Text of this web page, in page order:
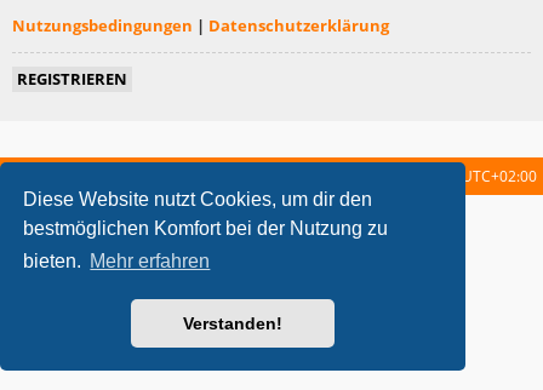
Diese Website nutzt Cookies, um dir den
bestmöglichen Komfort bei der Nutzung zu
bieten. Mehr erfahren
Verstanden!
Nutzungsbedingungen | Datenschutzerklärung
REGISTRIEREN
UTC+02:00
metrolike style by Eric Seguin Updated for phpBB3.2 by
Powered byphpBB ® Forum Software © phpBB Limited
Deutsche Übersetzung durch